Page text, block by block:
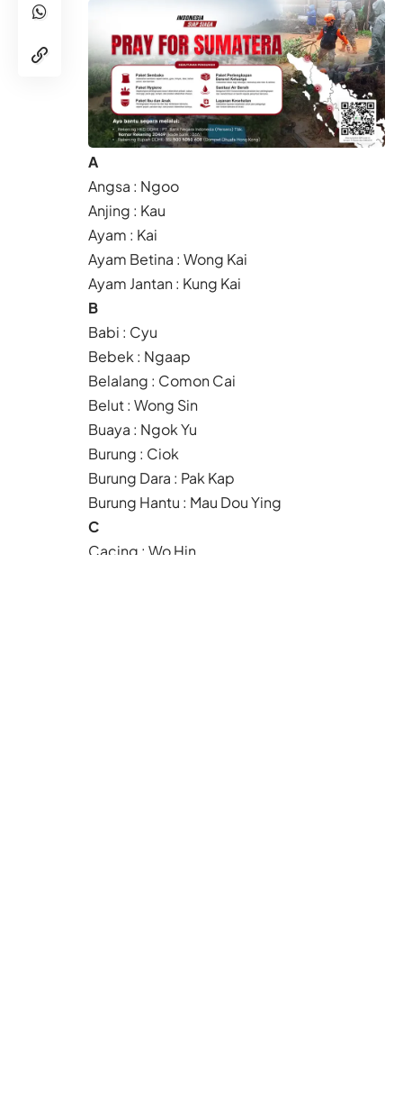
A
Angsa : Ngoo
Anjing : Kau
Ayam : Kai
Ayam Betina : Wong Kai
Ayam Jantan : Kung Kai
B
Babi : Cyu
Bebek : Ngaap
Belalang : Comon Cai
Belut : Wong Sin
Buaya : Ngok Yu
Burung : Ciok
Burung Dara : Pak Kap
Burung Hantu : Mau Dou Ying
C
Cacing : Wo Hin